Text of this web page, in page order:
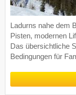
Ladurns nahe dem
Pisten, modernen
Das übersichtliche
Bedingungen für